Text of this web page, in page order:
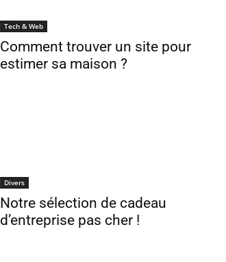
Tech & Web
Comment trouver un site pour
estimer sa maison ?
Divers
Notre sélection de cadeau
d’entreprise pas cher !